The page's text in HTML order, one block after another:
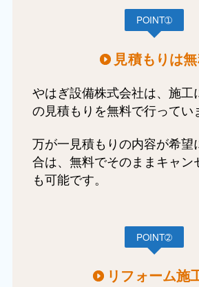
POINT➀
見積もりは
やはぎ設備株式会社は、施工
の見積もりを無料で行ってい
万が一見積もりの内容が希望
合は、無料でそのままキャン
も可能です。
POINT➁
リフォーム施